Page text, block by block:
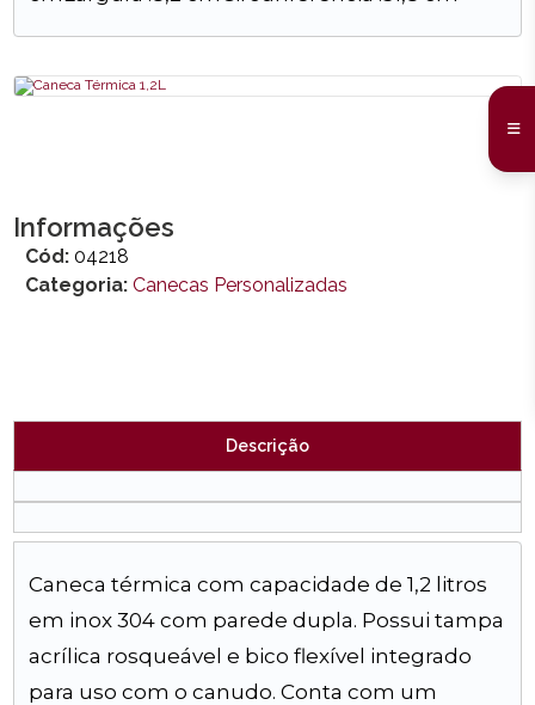
Informações
Cód: 04218
Categoria: Canecas Personalizadas
Descrição
Caneca térmica com capacidade de 1,2 litros
em inox 304 com parede dupla. Possui tampa
acrílica rosqueável e bico flexível integrado
para uso com o canudo. Conta com um